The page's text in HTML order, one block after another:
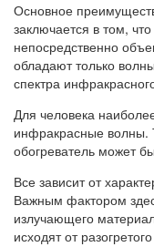
Основное
заключается в том,
непосредственно
обладают только
спектра
Для человека
инфракрасные волны.
обогреватель может
Все зависит от
Важным фактором
излучающего
исходят от